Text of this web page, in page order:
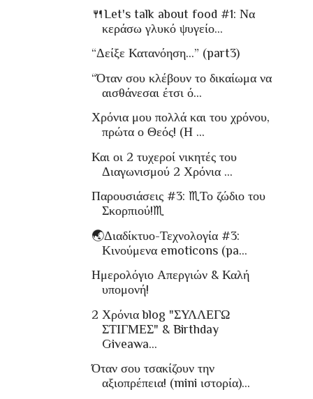
🍴Let's talk about food #1: Να
κεράσω γλυκό ψυγείο...
“Δείξε Κατανόηση…” (part3)
“Όταν σου κλέβουν το δικαίωμα να
αισθάνεσαι έτσι ό...
Χρόνια μου πολλά και του χρόνου,
πρώτα ο Θεός! (Η ...
Και οι 2 τυχεροί νικητές του
Διαγωνισμού 2 Χρόνια ...
Παρουσιάσεις #3: ♏Το ζώδιο του
Σκορπιού!♏
🌏Διαδίκτυο-Τεχνολογία #3:
Κινούμενα emoticons (pa...
Ημερολόγιο Απεργιών & Καλή
υπομονή!
2 Χρόνια blog "ΣΥΛΛΕΓΩ
ΣΤΙΓΜΕΣ" & Birthday
Giveawa...
Όταν σου τσακίζουν την
αξιοπρέπεια! (mini ιστορία)...